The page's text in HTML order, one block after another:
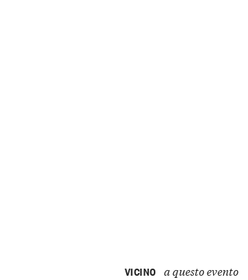
VICINO a questo evento